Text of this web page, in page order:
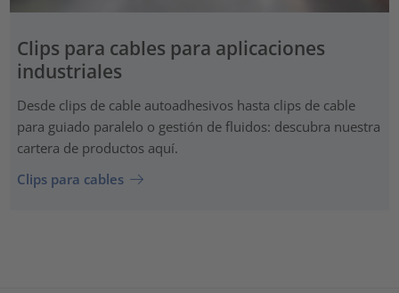
Clips para cables para aplicaciones
industriales
Desde clips de cable autoadhesivos hasta clips de cable
para guiado paralelo o gestión de fluidos: descubra nuestra
cartera de productos aquí.
Clips para cables